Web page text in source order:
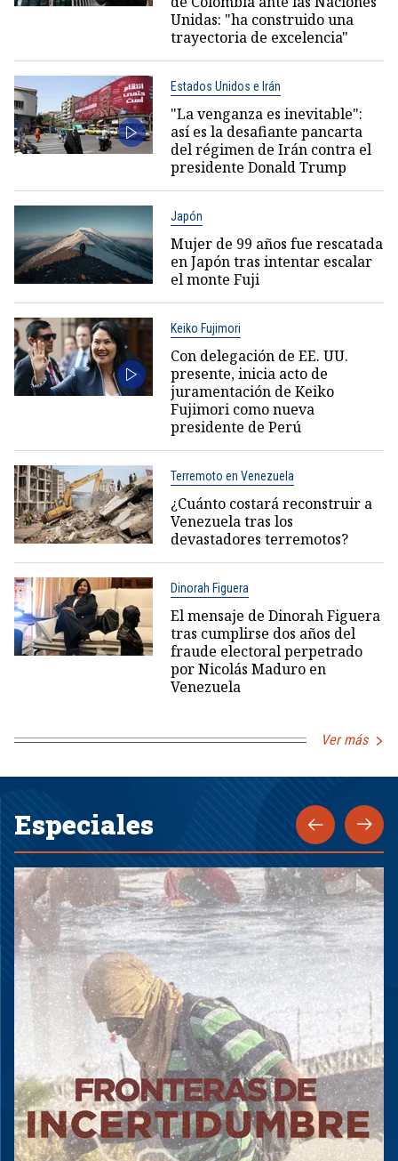
Unidas: "ha construido una
trayectoria de excelencia"
Estados Unidos e Irán
"La venganza es inevitable":
así es la desafiante pancarta
del régimen de Irán contra el
presidente Donald Trump
Japón
Mujer de 99 años fue rescatada
en Japón tras intentar escalar
el monte Fuji
Keiko Fujimori
Con delegación de EE. UU.
presente, inicia acto de
juramentación de Keiko
Fujimori como nueva
presidente de Perú
Terremoto en Venezuela
¿Cuánto costará reconstruir a
Venezuela tras los
devastadores terremotos?
Dinorah Figuera
El mensaje de Dinorah Figuera
tras cumplirse dos años del
fraude electoral perpetrado
por Nicolás Maduro en
Venezuela
Ver más
Especiales